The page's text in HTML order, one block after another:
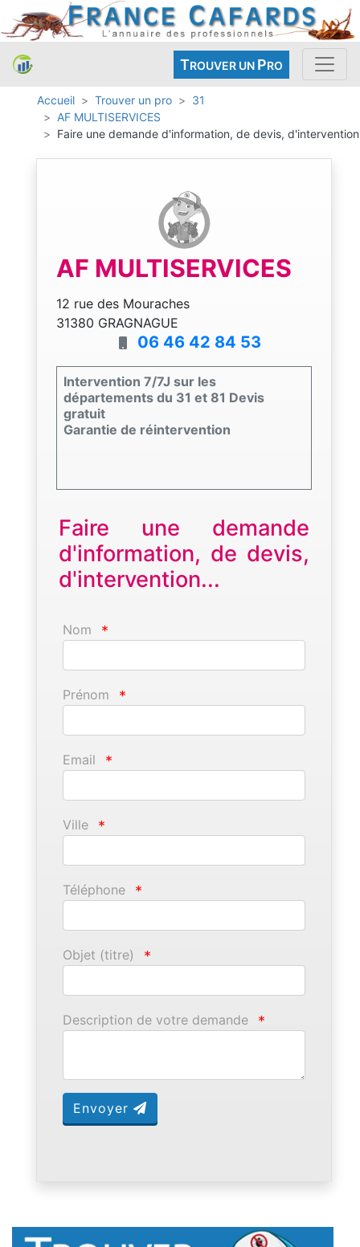
TROUVER UN PRO
Accueil Trouver un pro
31
AF MULTISERVICES
Faire une demande d'information, de devis, d'intervention
AF MULTISERVICES
12 rue des Mouraches
31380 GRAGNAGUE
06 46 42 84 53
Intervention 7/7J sur les
départements du 31 et 81 Devis
gratuit
Garantie de réintervention
Faire une demande
d'information, de devis,
d'intervention...
Nom *
Prénom *
Email *
Ville *
Téléphone *
Objet (titre) *
Description de votre demande *
Envoyer